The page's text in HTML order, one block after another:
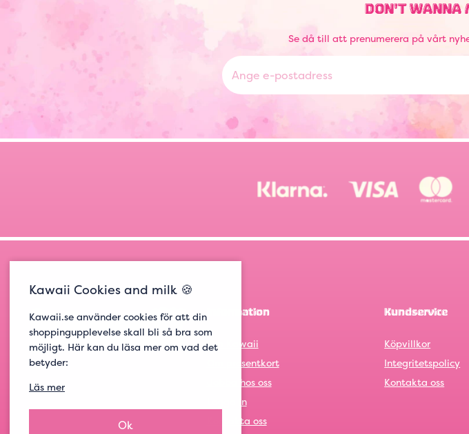
DON'T WANNA
Se då till att prenumerera på vårt
Information
Om Kawaii
Om presentkort
Jobba hos oss
Logga in
Kontakta oss
Kundservice
Köpvillkor
Integritetspolicy
Kontakta oss
Kawaii Cookies and milk 🍪
Kawaii.se använder cookies för att din
shoppingupplevelse skall bli så bra som
möjligt. Här kan du läsa mer om vad det
betyder:
Läs mer
Ok